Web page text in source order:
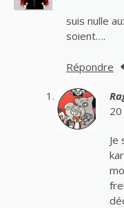
suis nulle
soient….
Répondre
Je